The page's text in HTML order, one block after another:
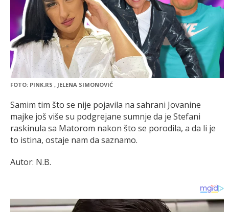
FOTO: PINK.RS , JELENA SIMONOVIĆ
Samim tim što se nije pojavila na sahrani Jovanine
majke još više su podgrejane sumnje da je Stefani
raskinula sa Matorom nakon što se porodila, a da li je
to istina, ostaje nam da saznamo.
Autor: N.B.